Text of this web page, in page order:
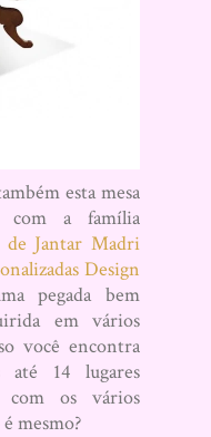
esta mesa
com a família
de Jantar Madri
Design
pegada bem
em vários
você encontra
até 14 lugares
com os vários
mesmo?